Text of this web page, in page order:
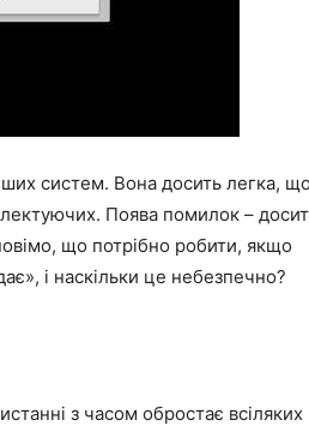
систем. Вона досить легка, що
Поява помилок –
що потрібно робити, якщо
і наскільки це небезпечно?
з часом обростає всіляких